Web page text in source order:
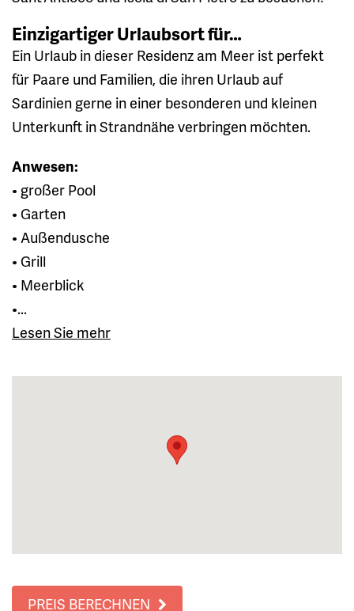
Einzigartiger Urlaubsort für…
Ein Urlaub in dieser Residenz am Meer ist perfekt
für Paare und Familien, die ihren Urlaub auf
Sardinien gerne in einer besonderen und kleinen
Unterkunft in Strandnähe verbringen möchten.
Anwesen:
• großer Pool
• Garten
• Außendusche
• Grill
• Meerblick
•...
Lesen Sie mehr
PREIS BERECHNEN